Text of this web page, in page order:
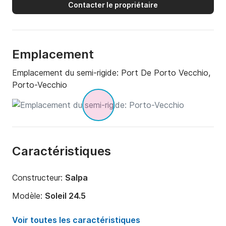
Contacter le propriétaire
Emplacement
Emplacement du semi-rigide: Port De Porto Vecchio,
Porto-Vecchio
Caractéristiques
Constructeur: Salpa
Modèle: Soleil 24.5
Puissance moteur:
225cv
Voir toutes les caractéristiques